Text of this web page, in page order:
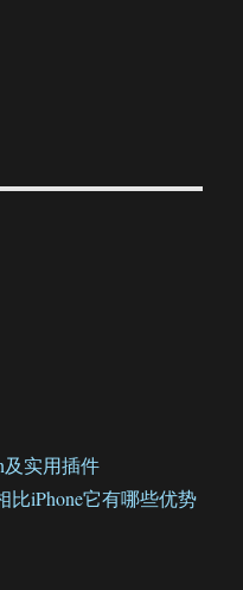
及实用插件
比iPhone它有哪些优势